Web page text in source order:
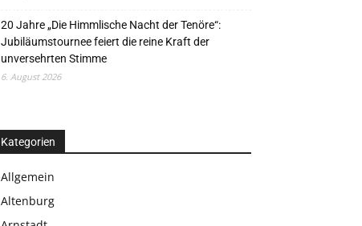
20 Jahre „Die Himmlische Nacht der Tenöre“:
Jubiläumstournee feiert die reine Kraft der
unversehrten Stimme
6. August 2026
Kategorien
Allgemein
Altenburg